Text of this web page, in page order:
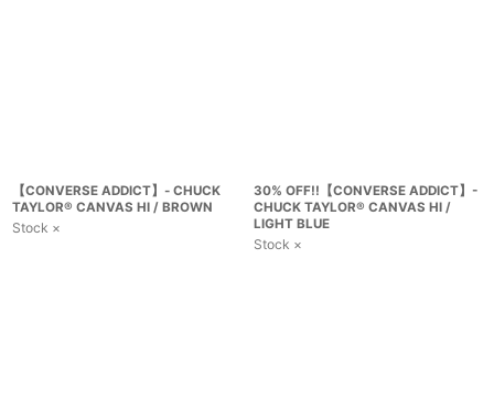
【CONVERSE ADDICT】- CHUCK
TAYLOR® CANVAS HI / BROWN
Stock ×
30% OFF!!【CONVERSE ADDICT】-
CHUCK TAYLOR® CANVAS HI /
LIGHT BLUE
Stock ×